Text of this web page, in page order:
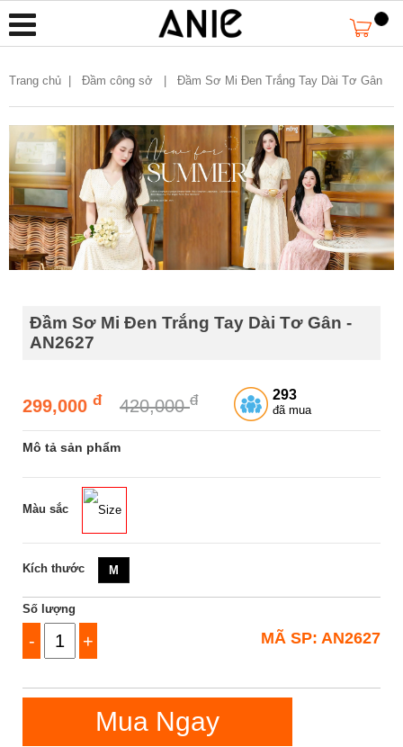
Trang chủ Đầm công sở | Đầm Sơ Mi Đen Trắng Tay Dài Tơ Gân
Đầm Sơ Mi Đen Trắng Tay Dài Tơ Gân -
AN2627
299,000 đ 420,000đ 293
đã mua
Mô tả sản phẩm
Màu sắc Size
Kích thước M
Số lượng
- + MÃ SP: AN2627
Mua Ngay